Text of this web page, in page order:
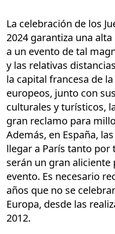
La celebración de los
2024 garantiza una
a un evento de tal
y las relativas
la capital francesa de
europeos, junto con
culturales y turísticos,
gran reclamo para
Además, en España,
llegar a París tanto
serán un gran
evento. Es necesario
años que no se
Europa, desde las
2012.